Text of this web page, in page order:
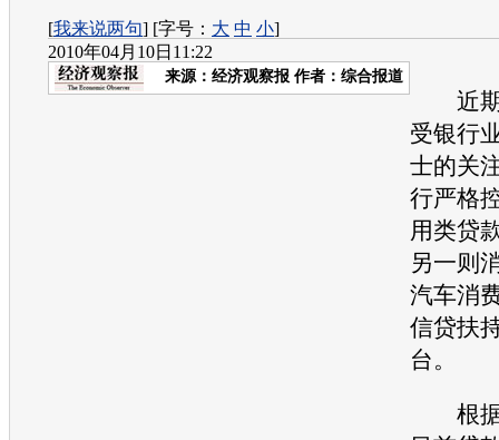
[我来说两句] [字号： 大 中 小]
2010年04月10日11:22
来源： 经济观察报 作者：综合报道
近期
受银行
士的关
行严格
用类贷
另一则
汽车消
信贷扶
台。
根据